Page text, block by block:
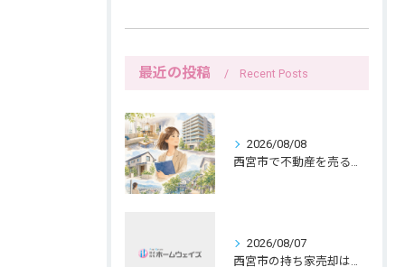
最近の投稿 Recent Posts
2026/08/08
2026/08/07